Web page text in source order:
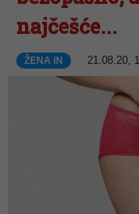
najčešće...
ŽENA iN 21.08.20,